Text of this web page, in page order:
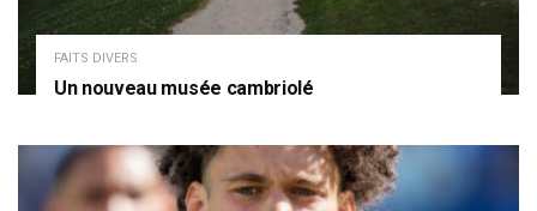
FAITS DIVERS
Un nouveau musée cambriolé